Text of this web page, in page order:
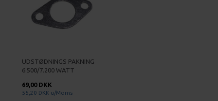
UDSTØDNINGS PAKNING
6.500/7.200 WATT
69,00 DKK
55,20 DKK u/Moms